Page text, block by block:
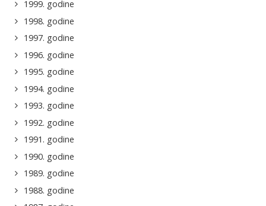
1999. godine
1998. godine
1997. godine
1996. godine
1995. godine
1994. godine
1993. godine
1992. godine
1991. godine
1990. godine
1989. godine
1988. godine